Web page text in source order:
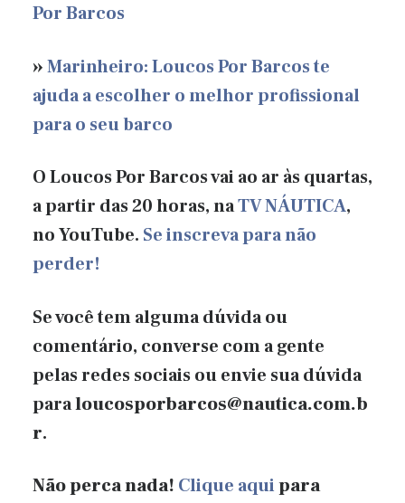
Por Barcos
»Marinheiro: Loucos Por Barcos te
ajuda a escolher o melhor profissional
para o seu barco
O Loucos Por Barcos vai ao ar às quartas,
a partir das 20 horas, naTV NÁUTICA,
no YouTube. Se inscreva para não
perder!
Se você tem alguma dúvida ou
comentário, converse com a gente
pelas redes sociais ou envie sua dúvida
paraloucosporbarcos@nautica.com.b
r.
Não perca nada! Clique aquipara